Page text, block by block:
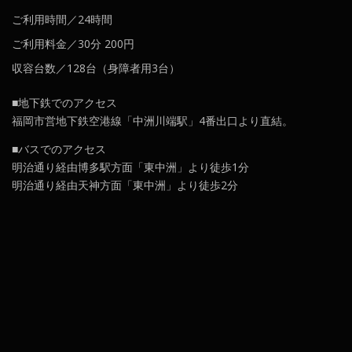
ご利用時間／24時間
ご利用料金／30分 200円
収容台数／128台（身障者用3台）
■地下鉄でのアクセス
福岡市営地下鉄空港線「中洲川端駅」4番出口より直結。
■バスでのアクセス
明治通り経由博多駅方面「東中洲」より徒歩1分
明治通り経由天神方面「東中洲」より徒歩2分